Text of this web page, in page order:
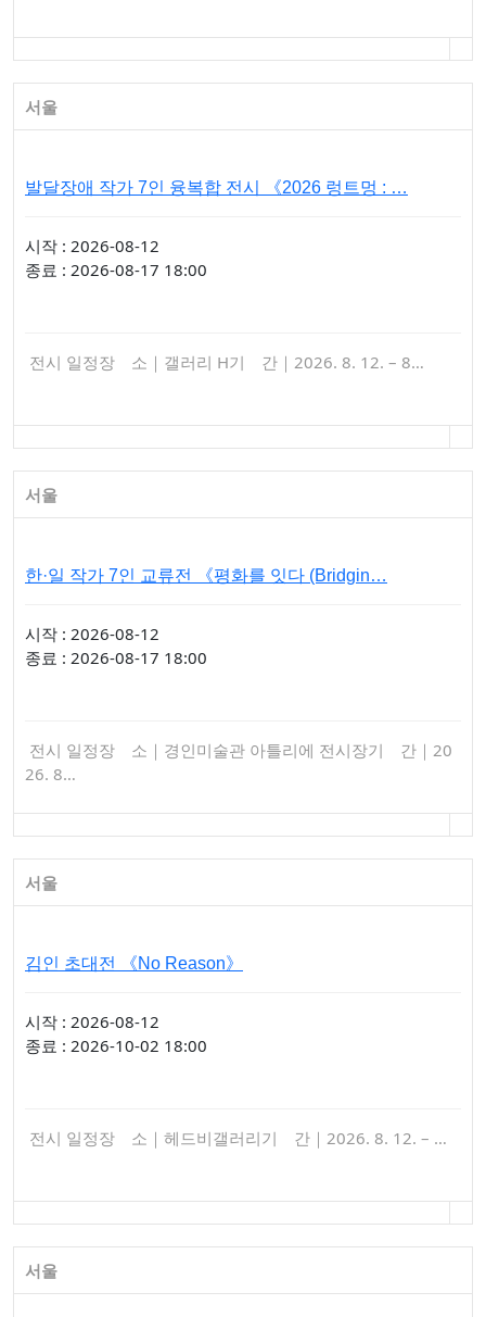
서울
발달장애 작가 7인 융복합 전시 《2026 렁트멍 : …
시작 : 2026-08-12
종료 : 2026-08-17 18:00
전시 일정장 소｜갤러리 H기 간｜2026. 8. 12. – 8…
서울
한·일 작가 7인 교류전 《평화를 잇다 (Bridgin…
시작 : 2026-08-12
종료 : 2026-08-17 18:00
전시 일정장 소｜경인미술관 아틀리에 전시장기 간｜20
26. 8…
서울
김인 초대전 《No Reason》
시작 : 2026-08-12
종료 : 2026-10-02 18:00
전시 일정장 소｜헤드비갤러리기 간｜2026. 8. 12. – …
서울